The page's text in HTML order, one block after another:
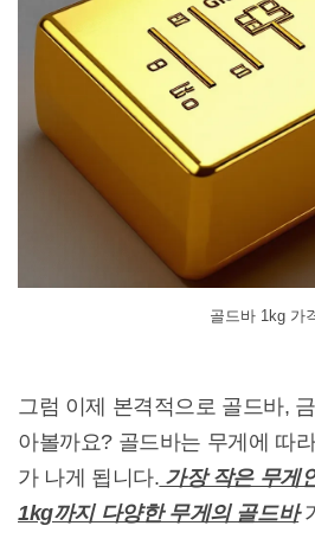
골드바 1kg 가
그럼 이제 본격적으로 골드바,
아볼까요? 골드바는 무게에 따
가 나게 됩니다. 가장 작은 무게
1kg까지 다양한 무게의 골드바